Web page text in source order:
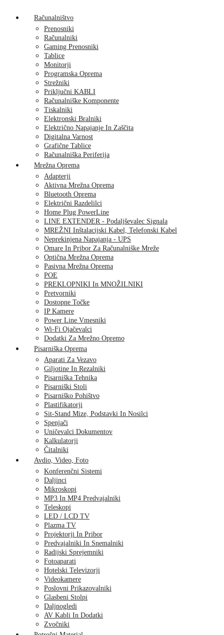
Računalništvo
Prenosniki
Računalniki
Gaming Prenosniki
Tablice
Monitorji
Programska Oprema
Strežniki
Priključni KABLI
Računalniške Komponente
Tiskalniki
Elektronski Bralniki
Električno Napajanje In Zaščita
Digitalna Varnost
Grafične Tablice
Računalniška Periferija
Mrežna Oprema
Adapterji
Aktivna Mrežna Oprema
Bluetooth Oprema
Električni Razdelilci
Home Plug PowerLine
LINE EXTENDER - Podaljševalec Signala
MREŽNI Inštalacijski Kabel, Telefonski Kabel
Neprekinjena Napajanja - UPS
Omare In Pribor Za Računalniške Mreže
Optična Mrežna Oprema
Pasivna Mrežna Oprema
POE
PREKLOPNIKI In MNOŽILNIKI
Pretvorniki
Dostopne Točke
IP Kamere
Power Line Vmesniki
Wi-Fi Ojačevalci
Dodatki Za Mrežno Opremo
Pisarniška Oprema
Aparati Za Vezavo
Giljotine In Rezalniki
Pisarniška Tehnika
Pisarniški Stoli
Pisarniško Pohištvo
Plastifikatorji
Sit-Stand Mize, Podstavki In Nosilci
Spenjači
Uničevalci Dokumentov
Kalkulatorji
Čitalniki
Avdio, Video, Foto
Konferenčni Sistemi
Daljinci
Mikroskopi
MP3 In MP4 Predvajalniki
Teleskopi
LED / LCD TV
Plazma TV
Projektorji In Pribor
Predvajalniki In Snemalniki
Radijski Sprejemniki
Fotoaparati
Hotelski Televizorji
Videokamere
Poslovni Prikazovalniki
Glasbeni Stolpi
Daljnogledi
AV Kabli In Dodatki
Zvočniki